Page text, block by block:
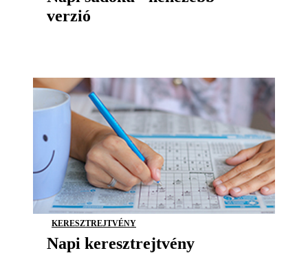
verzió
KERESZTREJTVÉNY
Napi keresztrejtvény